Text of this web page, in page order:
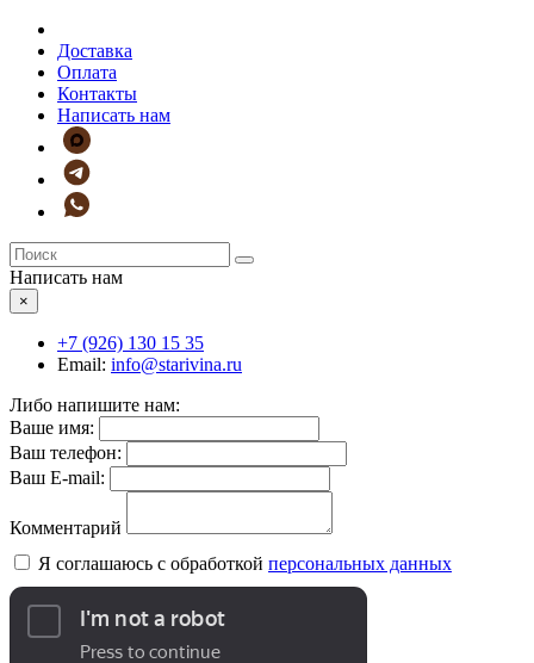
Доставка
Оплата
Контакты
Написать нам
Написать нам
×
+7 (926) 130 15 35
Email: info@starivina.ru
Либо напишите нам:
Ваше имя:
Ваш телефон:
Ваш E-mail:
Комментарий
Я соглашаюсь с обработкой персональных данных